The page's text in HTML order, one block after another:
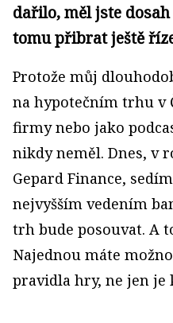
dařilo, měl jste
tomu přibrat ještě
Protože můj
na hypotečním trhu v
firmy nebo jako
nikdy neměl. Dnes, v
Gepard Finance,
nejvyšším vedením
trh bude posouvat. A
Najednou máte
pravidla hry, ne jen je